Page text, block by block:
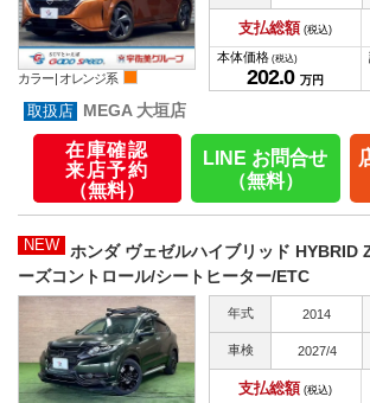
カラー | オレンジ系
支払総額 (税込)
本体価格 (税込)
202.0 万円
MEGA 大垣店
在庫確認
来店予約
（無料）
LINE お問合せ
（無料）
NEW
ホンダ ヴェゼルハイブリッド HYBRID
ーズコントロール/シートヒーター/ETC
年式 2014
車検 2027/4
支払総額 (税込)